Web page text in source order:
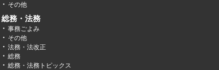
その他
総務・法務
事務ごよみ
その他
法務・法改正
総務
総務・法務トピックス